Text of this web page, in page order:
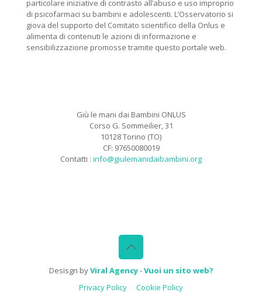
particolare iniziative di contrasto all’abuso e uso improprio
di psicofarmaci su bambini e adolescenti. L’Osservatorio si
giova del supporto del Comitato scientifico della Onlus e
alimenta di contenuti le azioni di informazione e
sensibilizzazione promosse tramite questo portale web.
Giù le mani dai Bambini ONLUS
Corso G. Sommeilier, 31
10128 Torino (TO)
CF: 97650080019
Contatti : info@giulemanidaibambini.org
Desisgn byViral Agency-Vuoi un sito web?
Privacy Policy
Cookie Policy